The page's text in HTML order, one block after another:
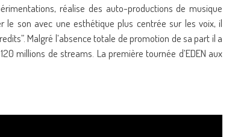
réalise des auto-productions de musique
le son avec une esthétique plus centrée sur les voix, il
Malgré l’absence totale de promotion de sa part il a
millions de streams. La première tournée d’EDEN aux